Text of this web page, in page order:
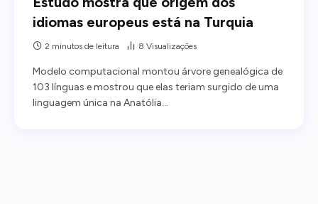
idiomas europeus está na Turquia
2 minutos de leitura 8 Visualizações
Modelo computacional montou árvore genealógica de
103 línguas e mostrou que elas teriam surgido de uma
linguagem única na Anatólia…